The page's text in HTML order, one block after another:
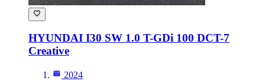
HYUNDAI I30 SW 1.0 T-GDi 100 DCT-7
Creative
2024